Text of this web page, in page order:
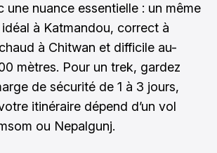
une nuance essentielle : un même
à Katmandou, correct à
à Chitwan et difficile au-
mètres. Pour un trek, gardez
de sécurité de 1 à 3 jours,
itinéraire dépend d’un vol
ou Nepalgunj.